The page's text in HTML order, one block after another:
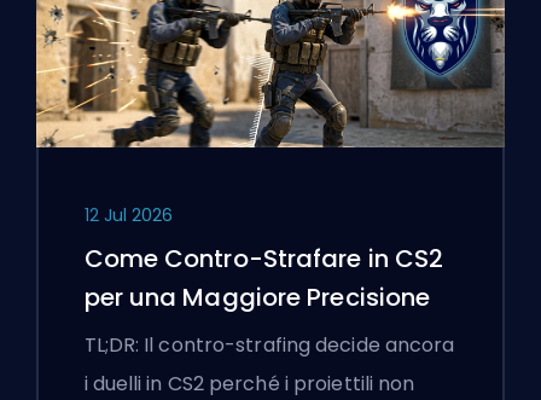
12 Jul 2026
Come Contro-Strafare in CS2
per una Maggiore Precisione
TL;DR: Il contro-strafing decide ancora
i duelli in CS2 perché i proiettili non